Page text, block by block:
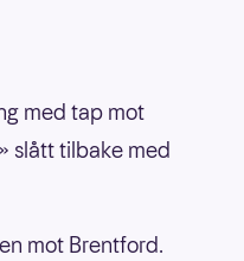
med tap mot
slått tilbake med
mot Brentford.